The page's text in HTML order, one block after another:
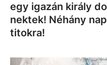
egy igazán király
nektek! Néhány
titokra!